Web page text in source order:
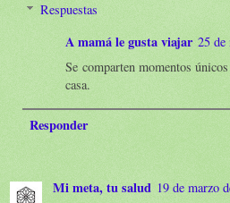
Respuestas
A mamá le gusta viajar 25 de
Se comparten momentos
casa.
Responder
Mi meta, tu salud 19 de marzo